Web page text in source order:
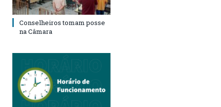
Conselheiros tomam posse
na Câmara